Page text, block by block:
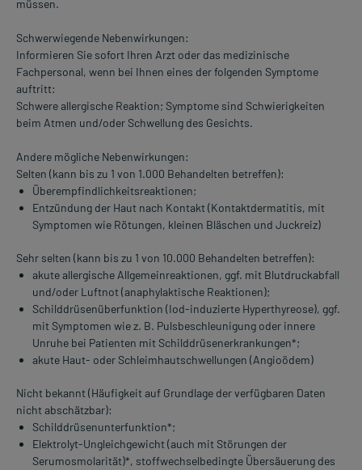
müssen.
Schwerwiegende Nebenwirkungen:
Informieren Sie sofort Ihren Arzt oder das medizinische
Fachpersonal, wenn bei Ihnen eines der folgenden Symptome
auftritt:
Schwere allergische Reaktion; Symptome sind Schwierigkeiten
beim Atmen und/oder Schwellung des Gesichts.
Andere mögliche Nebenwirkungen:
Selten (kann bis zu 1 von 1.000 Behandelten betreffen):
Überempfindlichkeitsreaktionen;
Entzündung der Haut nach Kontakt (Kontaktdermatitis, mit
Symptomen wie Rötungen, kleinen Bläschen und Juckreiz)
Sehr selten (kann bis zu 1 von 10.000 Behandelten betreffen):
akute allergische Allgemeinreaktionen, ggf. mit Blutdruckabfall
und/oder Luftnot (anaphylaktische Reaktionen);
Schilddrüsenüberfunktion (Iod-induzierte Hyperthyreose), ggf.
mit Symptomen wie z. B. Pulsbeschleunigung oder innere
Unruhe bei Patienten mit Schilddrüsenerkrankungen*;
akute Haut- oder Schleimhautschwellungen (Angioödem)
Nicht bekannt (Häufigkeit auf Grundlage der verfügbaren Daten
nicht abschätzbar):
Schilddrüsenunterfunktion*;
Elektrolyt-Ungleichgewicht (auch mit Störungen der
Serumosmolarität)*, stoffwechselbedingte Übersäuerung des